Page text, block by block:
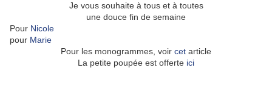
Je vous souhaite à tous et à toutes
une douce fin de semaine
Pour Nicole
pour Marie
Pour les monogrammes, voir cet article
La petite poupée est offerte ici